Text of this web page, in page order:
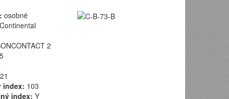
osobné
Continental
2
21
index: 103
index: Y